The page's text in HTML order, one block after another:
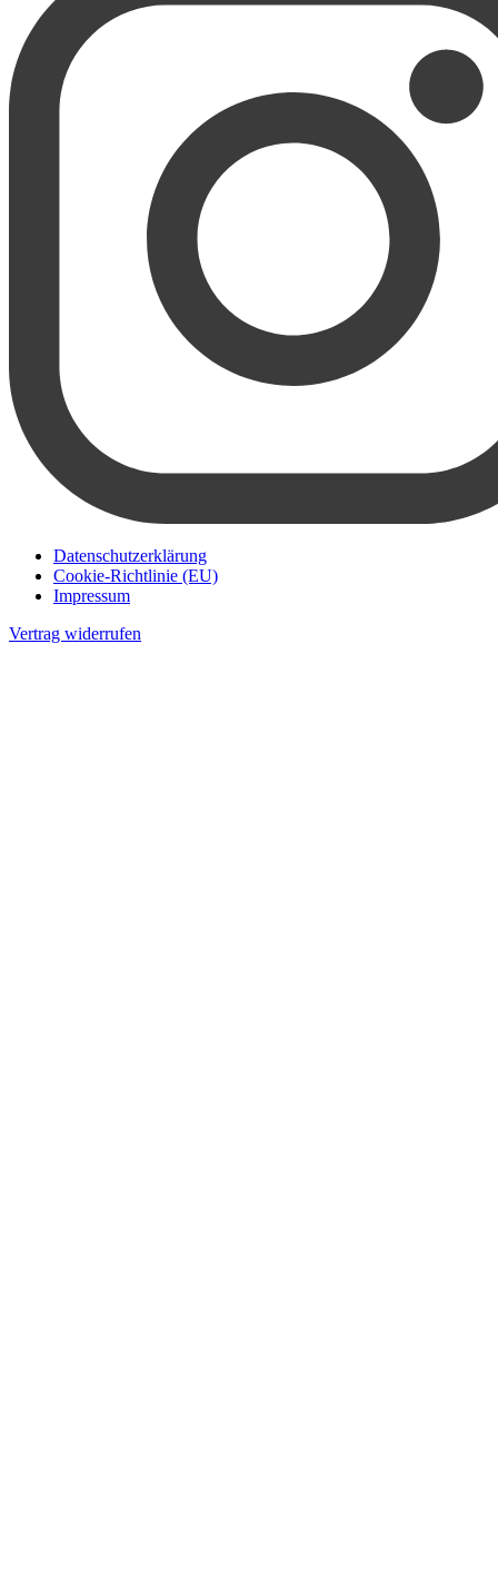
Datenschutzerklärung
Cookie-Richtlinie (EU)
Impressum
Vertrag widerrufen